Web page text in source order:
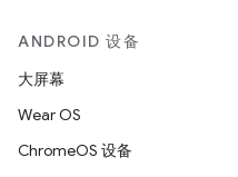
ANDROID 设备
大屏幕
Wear OS
ChromeOS 设备